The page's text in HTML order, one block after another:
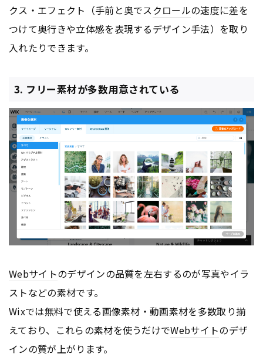
クス・エフェクト（手前と奥でスクロールの速度に差を
つけて奥行きや立体感を表現するデザイン手法）を取り
入れたりできます。
3. フリー素材が多数用意されている
Webサイトのデザインの品質を左右するのが写真やイラ
ストなどの素材です。
Wixでは無料で使える画像素材・動画素材を多数取り揃
えており、これらの素材を使うだけでWebサイトのデザ
インの質が上がります。